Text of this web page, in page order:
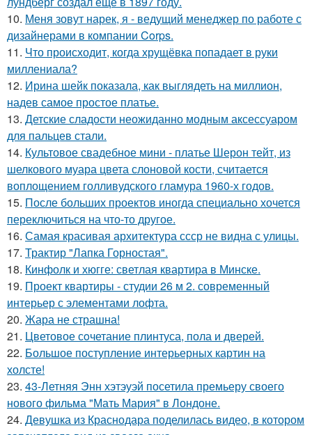
10. Меня зовут нарек, я - ведущий менеджер по работе с
дизайнерами в компании Corps.
11. Что происходит, когда хрущёвка попадает в руки
миллениала?
12. Ирина шейк показала, как выглядеть на миллион,
надев самое простое платье.
13. Детские сладости неожиданно модным аксессуаром
для пальцев стали.
14. Культовое свадебное мини - платье Шерон тейт, из
шелкового муара цвета слоновой кости, считается
воплощением голливудского гламура 1960-х годов.
15. После больших проектов иногда специально хочется
переключиться на что-то другое.
16. Самая красивая архитектура ссср не видна с улицы.
17. Трактир "Лапка Горностая".
18. Кинфолк и хюгге: светлая квартира в Минске.
19. Проект квартиры - студии 26 м 2. современный
интерьер с элементами лофта.
20. Жара не страшна!
21. Цветовое сoчетание плинтуса, пола и дверей.
22. Большое поступление интерьерных картин на
холсте!
23. 43-Летняя Энн хэтэуэй посетила премьеру своего
нового фильма "Мать Мария" в Лондоне.
24. Девушка из Краснодара поделилась видео, в котором